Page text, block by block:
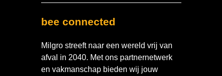
bee connected
Milgro streeft naar een wereld vrij van
afval in 2040. Met ons partnernetwerk
en vakmanschap bieden wij jouw